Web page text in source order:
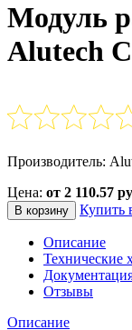
Модуль
Alutech
Производитель:
Цена: от 2 110.57
В корзину Купить
Описание
Технические
Отзывы
Описание